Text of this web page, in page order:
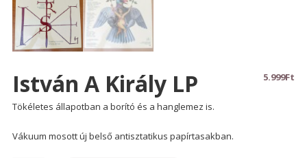
István A Király LP 5.999Ft
Tökéletes állapotban a borító és a hanglemez is.
Vákuum mosott új belső antisztatikus papírtasakban.